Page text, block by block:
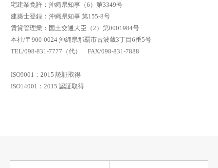
宅建業免許：沖縄県知事（6）第3349号
建築士登録：沖縄県知事 第155-8号
賃貸管理業：国土交通大臣（2）第0001984号
本社/〒900-0024 沖縄県那覇市古波蔵3丁目6番5号
TEL/098-831-7777（代） FAX/098-831-7888
ISO9001：2015 認証取得
ISO14001：2015 認証取得